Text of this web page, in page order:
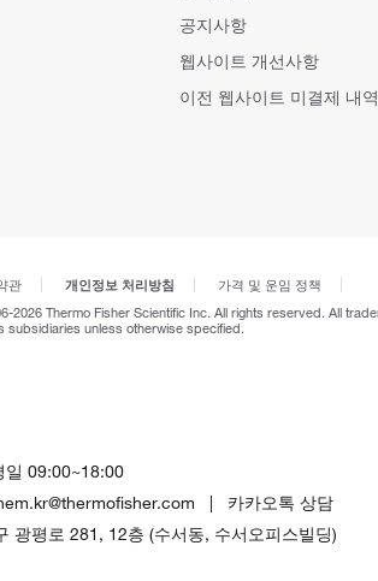
공지사항
웹사이트 개선사항
이전 웹사이트 미결제 내
관 개인정보 처리방침
가격 및 운임 정책
2026 Thermo Fisher Scientific Inc. All rights reserved. All
subsidiaries unless otherwise specified.
일 09:00~18:00
| 카카오톡 상담
광평로 281, 12층 (수서동, 수서오피스빌딩)